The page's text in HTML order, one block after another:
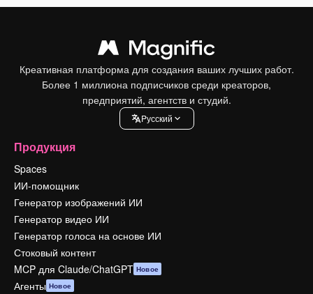
Креативная платформа для создания ваших лучших работ.
Более 1 миллиона подписчиков среди креаторов,
предприятий, агентств и студий.
Pусский
Продукция
Spaces
ИИ-помощник
Генератор изображений ИИ
Генератор видео ИИ
Генератор голоса на основе ИИ
Стоковый контент
MCP для Claude/ChatGPT Новое
Агенты Новое